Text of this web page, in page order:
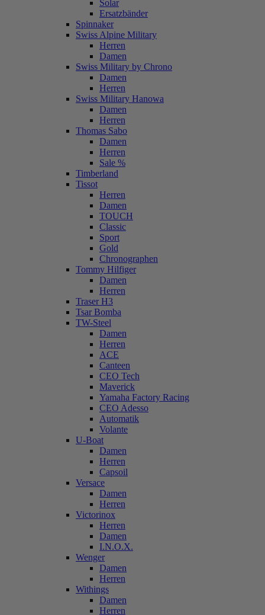
Solar
Ersatzbänder
Spinnaker
Swiss Alpine Military
Herren
Damen
Swiss Military by Chrono
Damen
Herren
Swiss Military Hanowa
Damen
Herren
Thomas Sabo
Damen
Herren
Sale %
Timberland
Tissot
Herren
Damen
TOUCH
Classic
Sport
Gold
Chronographen
Tommy Hilfiger
Damen
Herren
Traser H3
Tsar Bomba
TW-Steel
Damen
Herren
ACE
Canteen
CEO Tech
Maverick
Yamaha Factory Racing
CEO Adesso
Automatik
Volante
U-Boat
Damen
Herren
Capsoil
Versace
Damen
Herren
Victorinox
Herren
Damen
I.N.O.X.
Wenger
Damen
Herren
Withings
Damen
Herren